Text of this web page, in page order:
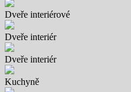
Dveře interiérové
Dveře interiér
Dveře interiér
Kuchyně